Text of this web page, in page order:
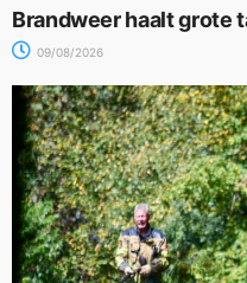
Brandweer haalt grote
09/08/2026